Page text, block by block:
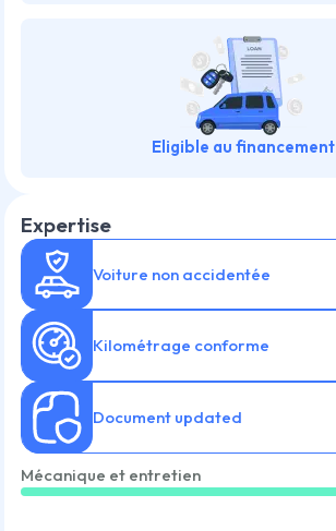
Eligible au financement
Expertise
Voiture non accidentée
Kilométrage conforme
Document updated
Mécanique et entretien